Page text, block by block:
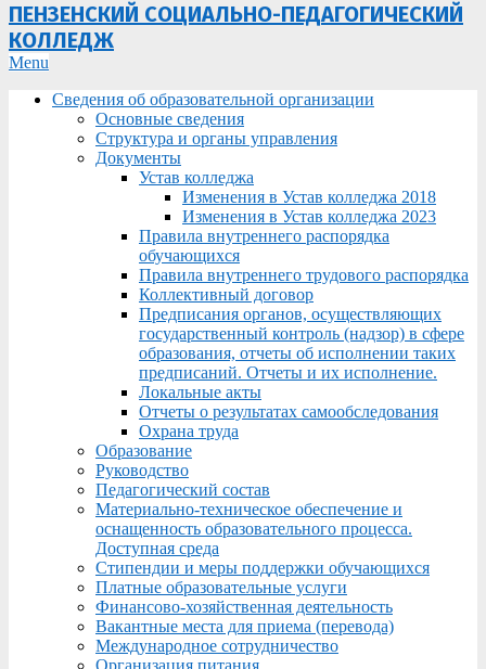
ПЕНЗЕНСКИЙ СОЦИАЛЬНО-ПЕДАГОГИЧЕСКИЙ
КОЛЛЕДЖ
Primary
Menu
Menu
Сведения об образовательной организации
Основные сведения
Структура и органы управления
Документы
Устав колледжа
Изменения в Устав колледжа 2018
Изменения в Устав колледжа 2023
Правила внутреннего распорядка
обучающихся
Правила внутреннего трудового распорядка
Коллективный договор
Предписания органов, осуществляющих
государственный контроль (надзор) в сфере
образования, отчеты об исполнении таких
предписаний. Отчеты и их исполнение.
Локальные акты
Отчеты о результатах самообследования
Охрана труда
Образование
Руководство
Педагогический состав
Материально-техническое обеспечение и
оснащенность образовательного процесса.
Доступная среда
Стипендии и меры поддержки обучающихся
Платные образовательные услуги
Финансово-хозяйственная деятельность
Вакантные места для приема (перевода)
Международное сотрудничество
Организация питания